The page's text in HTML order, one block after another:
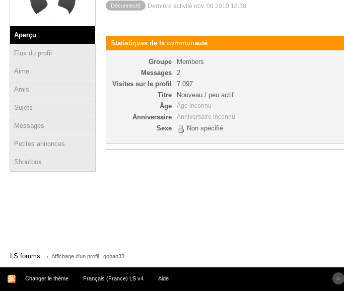
Aperçu
Flux du profil
Aime
Amis
Sujets
Messages
Petites annonces
Shoutbox
Déconnecté Dernière activité nov. 08 2010 18:38
Statistiques de la communauté
Groupe
Members
Messages
2
Visites sur le profil
7 097
Titre
Nouveau / peu actif
Âge
Âge inconnu
Anniversaire Anniversaire inconnu
Sexe Non spécifié
LS forums → Affichage d'un profil : gohan33
Changer le thème Français (France) LS v4 Aide